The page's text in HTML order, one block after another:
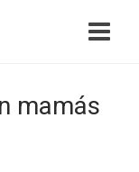
mamás